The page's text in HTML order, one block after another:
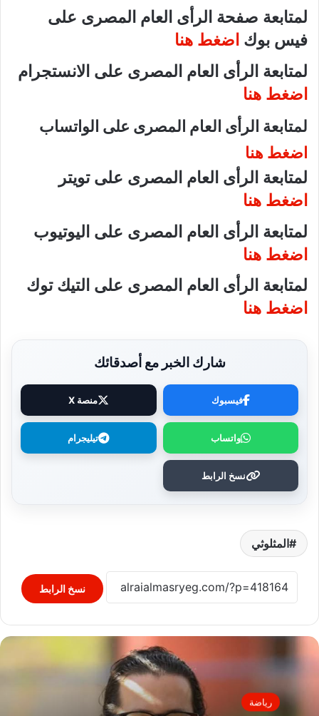
لمتابعة صفحة الرأى العام المصرى على
فيس بوك اضغط هنا
لمتابعة الرأى العام المصرى على الانستجرام
اضغط هنا
لمتابعة الرأى العام المصرى على الواتساب
اضغط هنا
لمتابعة الرأى العام المصرى على تويتر
اضغط هنا
لمتابعة الرأى العام المصرى على اليوتيوب
اضغط هنا
لمتابعة الرأى العام المصرى على التيك توك
اضغط هنا
شارك الخبر مع أصدقائك
فيسبوك منصة X
واتساب تيليجرام
نسخ الرابط
المثلوثي
نسخ الرابط
رياضة